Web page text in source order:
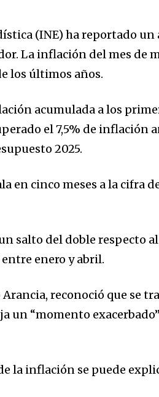
(INE) ha reportado un
La inflación del mes de
los últimos años.
acumulada a los
el 7,5% de inflación
2025.
en cinco meses a la cifra
salto del doble respecto
enero y abril.
reconoció que se
un “momento
la inflación se puede